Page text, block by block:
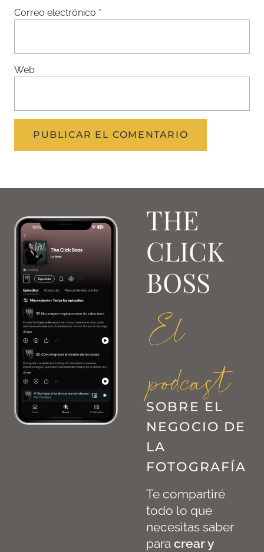
Correo electrónico *
Web
THE
CLICK
BOSS
El
podcast
SOBRE EL
NEGOCIO DE
LA
FOTOGRAFÍA
Te compartiré
todo lo que
necesitas saber
para crear y